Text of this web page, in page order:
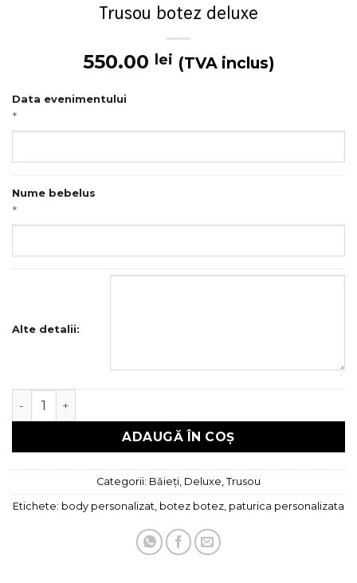
Trusou botez deluxe
550.00 lei (TVA inclus)
Data evenimentului
*
Nume bebelus
*
Alte detalii:
Cantitate Trusou botez deluxe
ADAUGĂ ÎN COȘ
Categorii: Băieți, Deluxe, Trusou
Etichete: body personalizat, botez botez, paturica personalizata